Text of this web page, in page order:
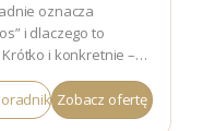
oznacza
i dlaczego to
i konkretnie –
cygara.
Zobacz ofertę